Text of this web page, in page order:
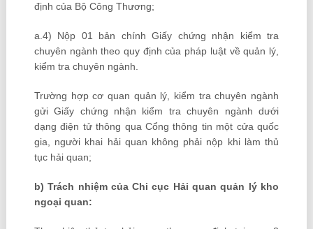
định của Bộ Công Thương;
a.4) Nộp 01 bản chính Giấy chứng nhận kiểm tra
chuyên ngành theo quy định của pháp luật về quản lý,
kiểm tra chuyên ngành.
Trường hợp cơ quan quản lý, kiểm tra chuyên ngành
gửi Giấy chứng nhận kiểm tra chuyên ngành dưới
dạng điện tử thông qua Cổng thông tin một cửa quốc
gia, người khai hải quan không phải nộp khi làm thủ
tục hải quan;
b) Trách nhiệm của Chi cục Hải quan quản lý kho
ngoại quan: